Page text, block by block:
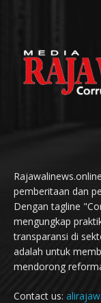
pemberitaan dan
Dengan tagline
mengungkap
transparansi di
adalah untuk
mendorong
Contact us: